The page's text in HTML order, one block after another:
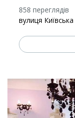
858 переглядів
вулиця Київська